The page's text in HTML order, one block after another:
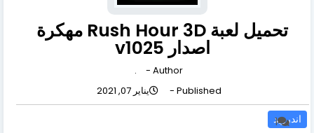
تحميل لعبة Rush Hour 3D مهكرة
اصدار v1025
Author -
.
Published -
يناير 07, 2021
اندرويد
1